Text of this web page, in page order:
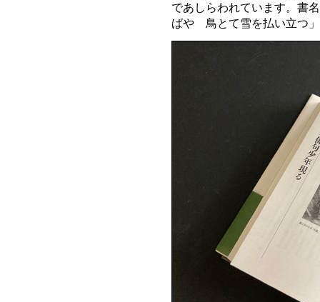
であしらわれています。書
ばや 鳥とて雪を払い立つ